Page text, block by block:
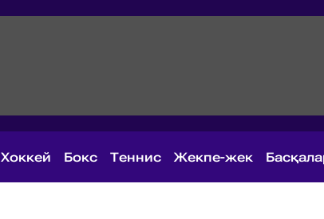
Хоккей Бокс Теннис Жекпе-жек